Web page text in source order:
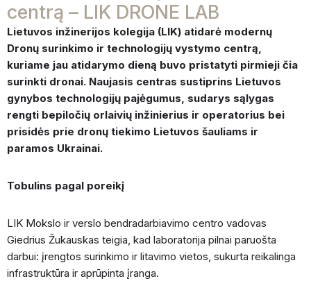
centrą – LIK DRONE LAB
Lietuvos inžinerijos kolegija (LIK) atidarė modernų
Dronų surinkimo ir technologijų vystymo centrą,
kuriame jau atidarymo dieną buvo pristatyti pirmieji čia
surinkti dronai. Naujasis centras sustiprins Lietuvos
gynybos technologijų pajėgumus, sudarys sąlygas
rengti bepiločių orlaivių inžinierius ir operatorius bei
prisidės prie dronų tiekimo Lietuvos šauliams ir
paramos Ukrainai.
Tobulins pagal poreikį
LIK Mokslo ir verslo bendradarbiavimo centro vadovas
Giedrius Žukauskas teigia, kad laboratorija pilnai paruošta
darbui: įrengtos surinkimo ir litavimo vietos, sukurta reikalinga
infrastruktūra ir aprūpinta įranga.